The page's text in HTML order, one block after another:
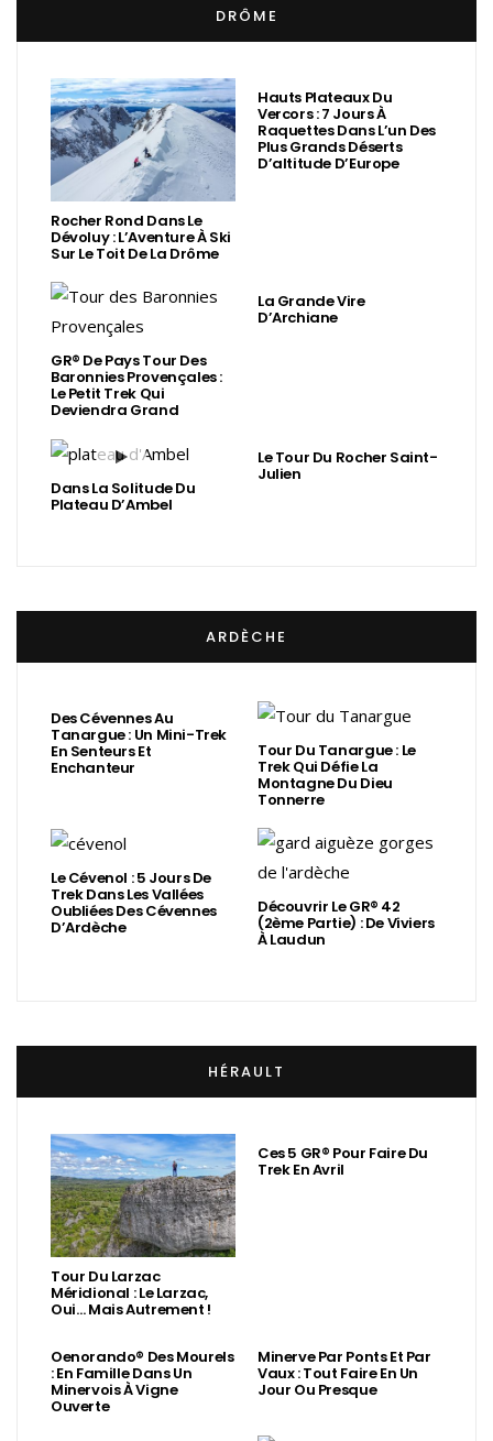
DRÔME
Rocher Rond Dans Le
Dévoluy : L’Aventure À Ski
Sur Le Toit De La Drôme
Hauts Plateaux Du
Vercors : 7 Jours À
Raquettes Dans L’un Des
Plus Grands Déserts
D’altitude D’Europe
GR® De Pays Tour Des
Baronnies Provençales :
Le Petit Trek Qui
Deviendra Grand
La Grande Vire
D’Archiane
Dans La Solitude Du
Plateau D’Ambel
Le Tour Du Rocher Saint-
Julien
ARDÈCHE
Des Cévennes Au
Tanargue : Un Mini-Trek
En Senteurs Et
Enchanteur
Tour Du Tanargue : Le
Trek Qui Défie La
Montagne Du Dieu
Tonnerre
Le Cévenol : 5 Jours De
Trek Dans Les Vallées
Oubliées Des Cévennes
D’Ardèche
Découvrir Le GR® 42
(2ème Partie) : De Viviers
À Laudun
HÉRAULT
Tour Du Larzac
Méridional : Le Larzac,
Oui… Mais Autrement !
Ces 5 GR® Pour Faire Du
Trek En Avril
Oenorando® Des Mourels
: En Famille Dans Un
Minervois À Vigne
Ouverte
Minerve Par Ponts Et Par
Vaux : Tout Faire En Un
Jour Ou Presque